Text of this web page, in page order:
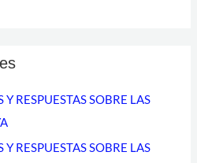
Y RESPUESTAS SOBRE LAS
Y RESPUESTAS SOBRE LAS